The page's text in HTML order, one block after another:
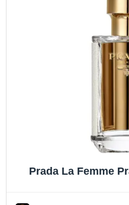
Prada La Femme